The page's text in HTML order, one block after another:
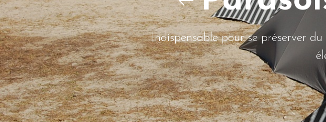
Indispensable pour se préserver